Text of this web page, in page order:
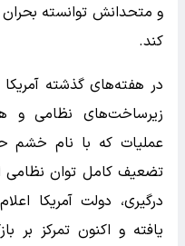
و متحدانش توانسته
کند.
در هفته‌های گذشته
زیرساخت‌های نظامی و
عملیات که با نام خشم
تضعیف کامل توان نظامی
درگیری، دولت آمریکا
یافته و اکنون تمرکز بر